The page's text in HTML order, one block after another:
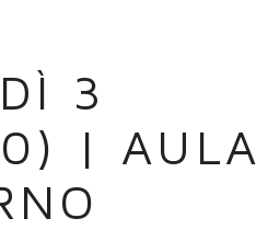
3
| AULA